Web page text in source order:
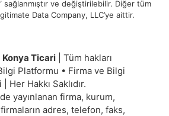
sağlanmıştır ve değiştirilebilir. Diğer tüm
Data Company, LLC’ye aittir.
Ticari | Tüm hakları
Platformu • Firma ve Bilgi
Her Hakkı Saklıdır.
yayınlanan firma, kurum,
adres, telefon, faks,